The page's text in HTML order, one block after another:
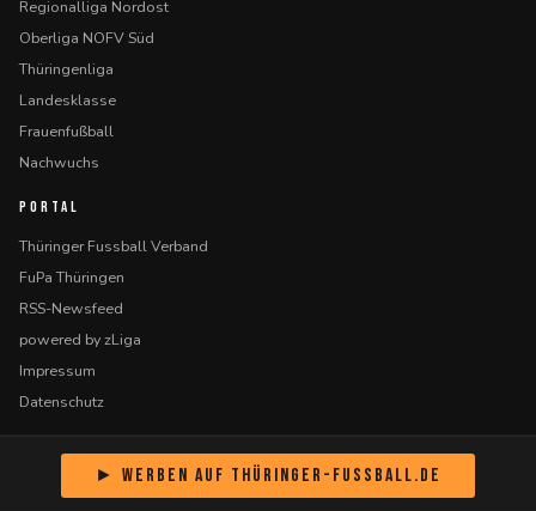
Regionalliga Nordost
Oberliga NOFV Süd
Thüringenliga
Landesklasse
Frauenfußball
Nachwuchs
PORTAL
Thüringer Fussball Verband
FuPa Thüringen
RSS-Newsfeed
powered by zLiga
Impressum
Datenschutz
► Werben auf Thüringer-Fussball.de